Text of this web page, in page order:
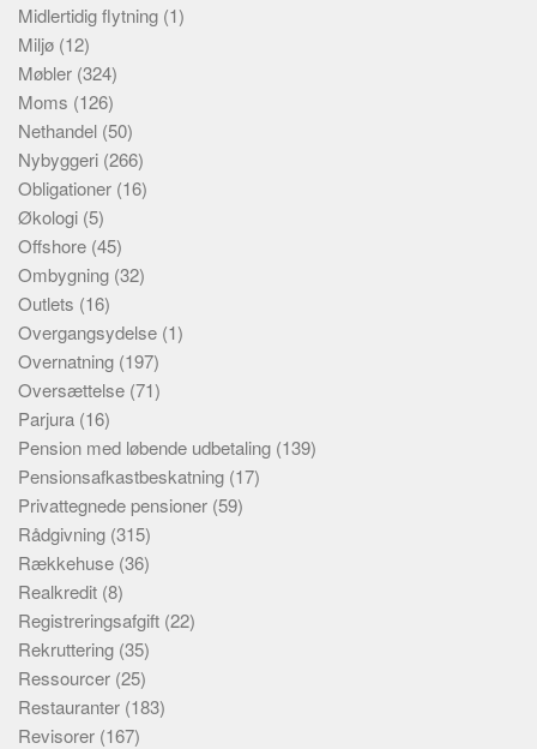
Midlertidig flytning (1)
Miljø (12)
Møbler (324)
Moms (126)
Nethandel (50)
Nybyggeri (266)
Obligationer (16)
Økologi (5)
Offshore (45)
Ombygning (32)
Outlets (16)
Overgangsydelse (1)
Overnatning (197)
Oversættelse (71)
Parjura (16)
Pension med løbende udbetaling (139)
Pensionsafkastbeskatning (17)
Privattegnede pensioner (59)
Rådgivning (315)
Rækkehuse (36)
Realkredit (8)
Registreringsafgift (22)
Rekruttering (35)
Ressourcer (25)
Restauranter (183)
Revisorer (167)